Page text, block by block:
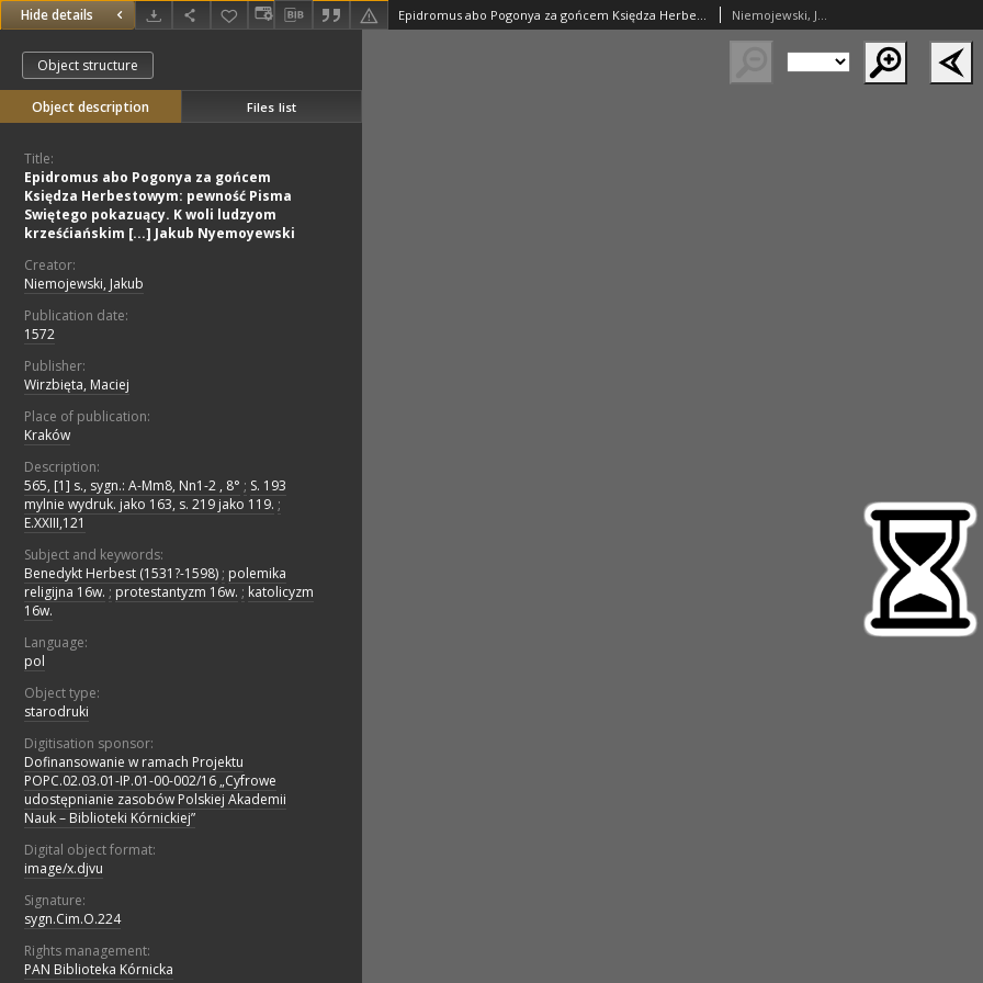
Hide details Epidromus abo Pogonya za gońcem Księdza Herbestowym: pewność Pisma Swiętego pokazuący. K woli ludzyom krześćiańskim [...] Jakub Nyemoyewski Niemojewski, Jakub
Object structure
Object description Files list
Title:
Epidromus abo Pogonya za gońcem
Księdza Herbestowym: pewność Pisma
Swiętego pokazuący. K woli ludzyom
krześćiańskim [...] Jakub Nyemoyewski
Creator:
Niemojewski, Jakub
Publication date:
1572
Publisher:
Wirzbięta, Maciej
Place of publication:
Kraków
Description:
565, [1] s., sygn.: A-Mm8, Nn1-2 , 8° ; S. 193
mylnie wydruk. jako 163, s. 219 jako 119. ;
E.XXIII,121
Subject and keywords:
Benedykt Herbest (1531?-1598) ; polemika
religijna 16w. ; protestantyzm 16w. ; katolicyzm
16w.
Language:
pol
Object type:
starodruki
Digitisation sponsor:
Dofinansowanie w ramach Projektu
POPC.02.03.01-IP.01-00-002/16 „Cyfrowe
udostępnianie zasobów Polskiej Akademii
Nauk – Biblioteki Kórnickiej”
Digital object format:
image/x.djvu
Signature:
sygn.Cim.O.224
Rights management:
PAN Biblioteka Kórnicka